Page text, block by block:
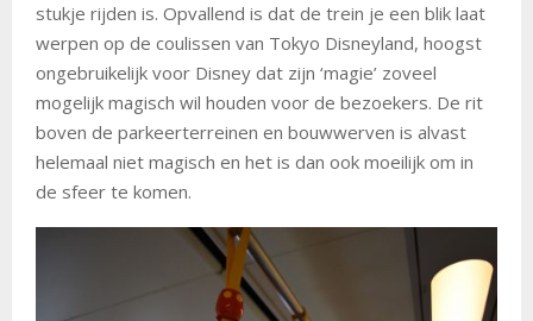
stukje rijden is. Opvallend is dat de trein je een blik laat
werpen op de coulissen van Tokyo Disneyland, hoogst
ongebruikelijk voor Disney dat zijn ‘magie’ zoveel
mogelijk magisch wil houden voor de bezoekers. De rit
boven de parkeerterreinen en bouwwerven is alvast
helemaal niet magisch en het is dan ook moeilijk om in
de sfeer te komen.